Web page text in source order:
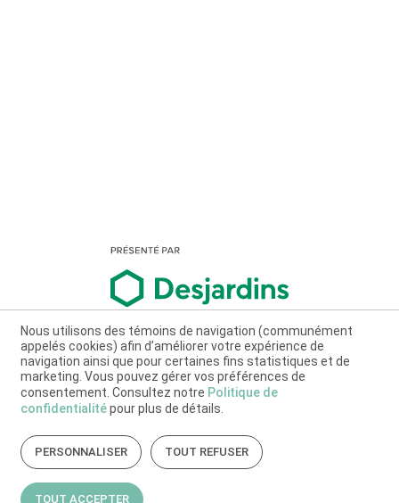
Nous utilisons des témoins de navigation (communément
appelés cookies) afin d’améliorer votre expérience de
navigation ainsi que pour certaines fins statistiques et de
marketing. Vous pouvez gérer vos préférences de
consentement. Consultez notre Politique de
confidentialitépour plus de détails.
PERSONNALISER TOUT REFUSER
TOUT ACCEPTER